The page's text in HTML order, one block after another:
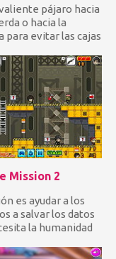
pájaro hacia
o hacia la
para evitar las cajas
Mission 2
es ayudar a los
a salvar los datos
la humanidad